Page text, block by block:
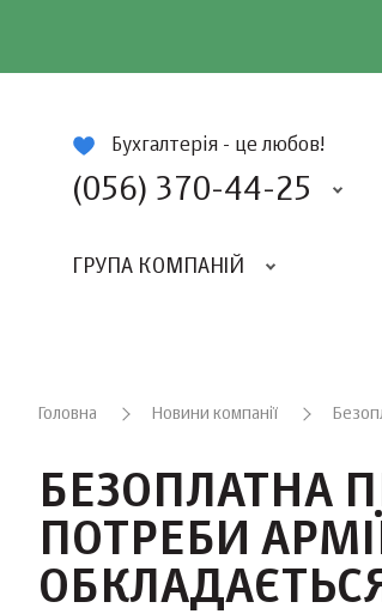
Бухгалтерія - це любов!
(056) 370-44-25
ГРУПА КОМПАНІЙ
Головна Новини компанії
БЕЗОПЛАТНА
ПОТРЕБИ